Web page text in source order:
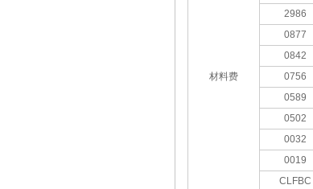
材料费
2986
0877
0842
0756
0589
0502
0032
0019
CLFBC